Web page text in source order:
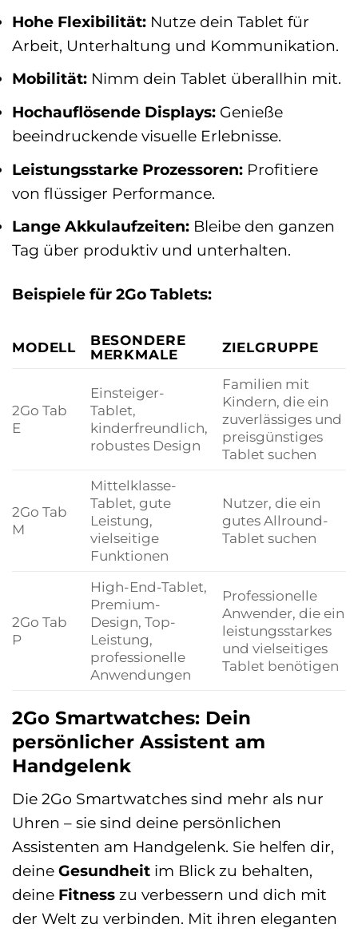
Hohe Flexibilität: Nutze dein Tablet für
Arbeit, Unterhaltung und Kommunikation.
Mobilität: Nimm dein Tablet überallhin mit.
Hochauflösende Displays: Genieße
beeindruckende visuelle Erlebnisse.
Leistungsstarke Prozessoren: Profitiere
von flüssiger Performance.
Lange Akkulaufzeiten: Bleibe den ganzen
Tag über produktiv und unterhalten.
Beispiele für 2Go Tablets:
MODELL
BESONDERE
MERKMALE
ZIELGRUPPE
2Go Tab
E
Einsteiger-
Tablet,
kinderfreundlich,
robustes Design
Familien mit
Kindern, die ein
zuverlässiges und
preisgünstiges
Tablet suchen
2Go Tab
M
Mittelklasse-
Tablet, gute
Leistung,
vielseitige
Funktionen
Nutzer, die ein
gutes Allround-
Tablet suchen
2Go Tab
P
High-End-Tablet,
Premium-
Design, Top-
Leistung,
professionelle
Anwendungen
Professionelle
Anwender, die ein
leistungsstarkes
und vielseitiges
Tablet benötigen
2Go Smartwatches: Dein
persönlicher Assistent am
Handgelenk
Die 2Go Smartwatches sind mehr als nur
Uhren – sie sind deine persönlichen
Assistenten am Handgelenk. Sie helfen dir,
deine Gesundheit im Blick zu behalten,
deine Fitness zu verbessern und dich mit
der Welt zu verbinden. Mit ihren eleganten